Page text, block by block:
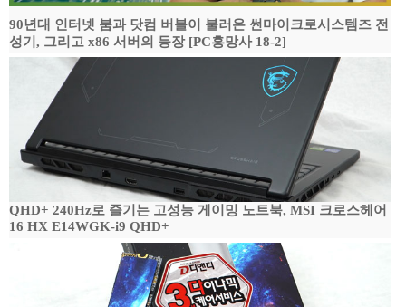
90년대 인터넷 붐과 닷컴 버블이 불러온 썬마이크로시스템즈 전
성기, 그리고 x86 서버의 등장 [PC흥망사 18-2]
QHD+ 240Hz로 즐기는 고성능 게이밍 노트북, MSI 크로스헤어
16 HX E14WGK-i9 QHD+